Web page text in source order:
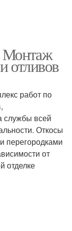
Монтаж
отливов
работ по
службы всей
Откосы
перегородками
от
отделке